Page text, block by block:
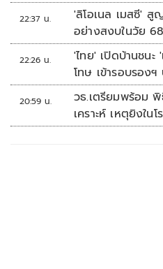
22:37 น.
'ลิโอเนล เมสซี'
อย่างสงบในวัย
22:26 น.
'ไทย' เปิดบ้านชน
โทษ เข้ารอบรอง
20:59 น.
วธ.เตรียมพร้อม พิ
เคราะห์ เหตุยิงในโ